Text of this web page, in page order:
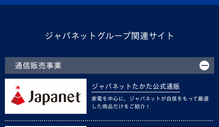
ジャパネットグループ関連サイト
通信販売事業
ジャパネットたかた公式通販
家電を中心に、ジャパネットが自信をもって厳選
した商品だけをご紹介！